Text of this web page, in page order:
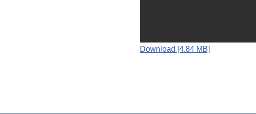
Download [4.84 MB]